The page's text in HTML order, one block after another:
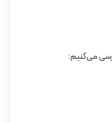
می‌کنیم: